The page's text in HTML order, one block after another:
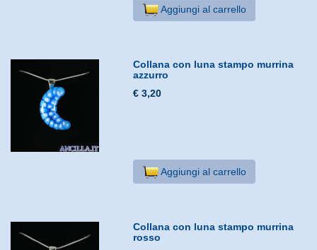
Aggiungi al carrello
Collana con luna stampo murrina
azzurro
€ 3,20
Aggiungi al carrello
Collana con luna stampo murrina
rosso